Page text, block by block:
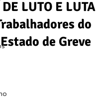
LUTO E LUTA
do
de Greve